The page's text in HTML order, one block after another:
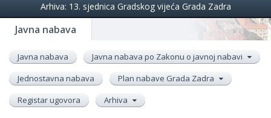
Javna nabava
Arhiva: 13. sjednica Gradskog vijeća Grada Zadra
Javna nabava
Javna nabava po Zakonu o javnoj nabavi
Jednostavna nabava
Plan nabave Grada Zadra
Registar ugovora
Arhiva